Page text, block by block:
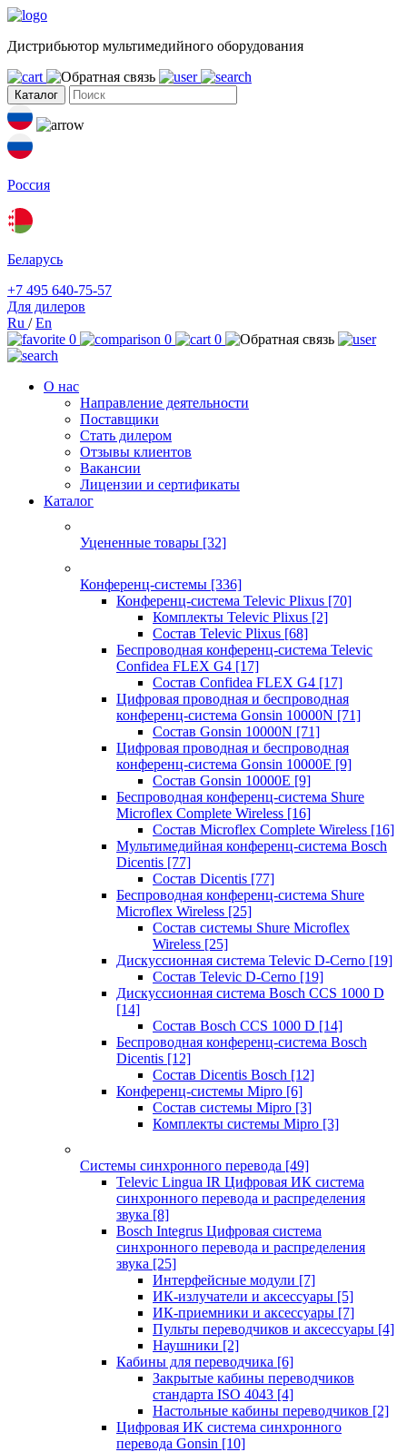
Дистрибьютор мультимедийного оборудования
Каталог
Россия
Беларусь
+7 495 640-75-57
Для дилеров
Ru /En
0
0 0
О нас
Направление деятельности
Поставщики
Стать дилером
Отзывы клиентов
Вакансии
Лицензии и сертификаты
Каталог
Уцененные товары [32]
Конференц-системы [336]
Конференц-система Televic Plixus [70]
Комплекты Televic Plixus [2]
Состав Televic Plixus [68]
Беспроводная конференц-система Televic
Confidea FLEX G4 [17]
Состав Confidea FLEX G4 [17]
Цифровая проводная и беспроводная
конференц-система Gonsin 10000N [71]
Состав Gonsin 10000N [71]
Цифровая проводная и беспроводная
конференц-система Gonsin 10000E [9]
Состав Gonsin 10000E [9]
Беспроводная конференц-система Shure
Microflex Complete Wireless [16]
Состав Microflex Complete Wireless [16]
Мультимедийная конференц-система Bosch
Dicentis [77]
Состав Dicentis [77]
Беспроводная конференц-система Shure
Microflex Wireless [25]
Состав системы Shure Microflex
Wireless [25]
Дискуссионная система Televic D-Cerno [19]
Состав Televic D-Cerno [19]
Дискуссионная система Bosch CCS 1000 D
[14]
Состав Bosch CCS 1000 D [14]
Беспроводная конференц-система Bosch
Dicentis [12]
Состав Dicentis Bosch [12]
Конференц-системы Mipro [6]
Состав системы Mipro [3]
Комплекты системы Mipro [3]
Системы синхронного перевода [49]
Televic Lingua IR Цифровая ИК система
синхронного перевода и распределения
звука [8]
Bosch Integrus Цифровая система
синхронного перевода и распределения
звука [25]
Интерфейсные модули [7]
ИК-излучатели и аксессуары [5]
ИК-приемники и аксессуары [7]
Пульты переводчиков и аксессуары [4]
Наушники [2]
Кабины для переводчика [6]
Закрытые кабины переводчиков
стандарта ISO 4043 [4]
Настольные кабины переводчиков [2]
Цифровая ИК система синхронного
перевода Gonsin [10]